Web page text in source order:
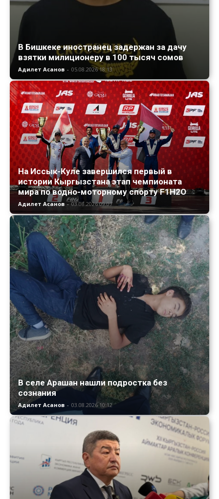
В Бишкеке иностранец задержан за дачу
взятки милиционеру в 100 тысяч сомов
Адилет Асанов - 05.08.2026 18:13
На Иссык-Куле завершился первый в
истории Кыргызстана этап чемпионата
мира по водно-моторному спорту F1H2O
Адилет Асанов - 03.08.2026 09:07
В селе Арашан нашли подростка без
сознания
Адилет Асанов - 03.08.2026 10:12